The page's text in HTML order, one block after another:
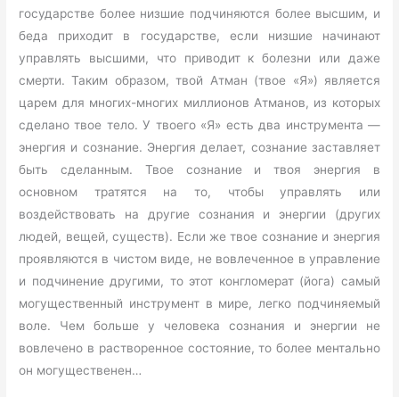
государстве более низшие подчиняются более высшим, и
беда приходит в государстве, если низшие начинают
управлять высшими, что приводит к болезни или даже
смерти. Таким образом, твой Атман (твое «Я») является
царем для многих-многих миллионов Атманов, из которых
сделано твое тело. У твоего «Я» есть два инструмента —
энергия и сознание. Энергия делает, сознание заставляет
быть сделанным. Твое сознание и твоя энергия в
основном тратятся на то, чтобы управлять или
воздействовать на другие сознания и энергии (других
людей, вещей, существ). Если же твое сознание и энергия
проявляются в чистом виде, не вовлеченное в управление
и подчинение другими, то этот конгломерат (йога) самый
могущественный инструмент в мире, легко подчиняемый
воле. Чем больше у человека сознания и энергии не
вовлечено в растворенное состояние, то более ментально
он могущественен…